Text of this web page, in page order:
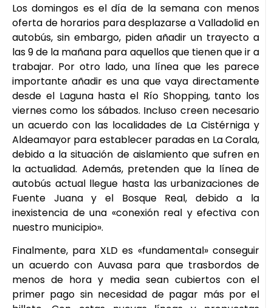
Los domingos es el día de la semana con menos
oferta de horarios para desplazarse a Valladolid en
autobús, sin embargo, piden añadir un trayecto a
las 9 de la mañana para aquellos que tienen que ir a
trabajar. Por otro lado, una línea que les parece
importante añadir es una que vaya directamente
desde el Laguna hasta el Río Shopping, tanto los
viernes como los sábados. Incluso creen necesario
un acuerdo con las localidades de La Cistérniga y
Aldeamayor para establecer paradas en La Corala,
debido a la situación de aislamiento que sufren en
la actualidad. Además, pretenden que la línea de
autobús actual llegue hasta las urbanizaciones de
Fuente Juana y el Bosque Real, debido a la
inexistencia de una «conexión real y efectiva con
nuestro municipio».
Finalmente, para XLD es «fundamental» conseguir
un acuerdo con Auvasa para que trasbordos de
menos de hora y media sean cubiertos con el
primer pago sin necesidad de pagar más por el